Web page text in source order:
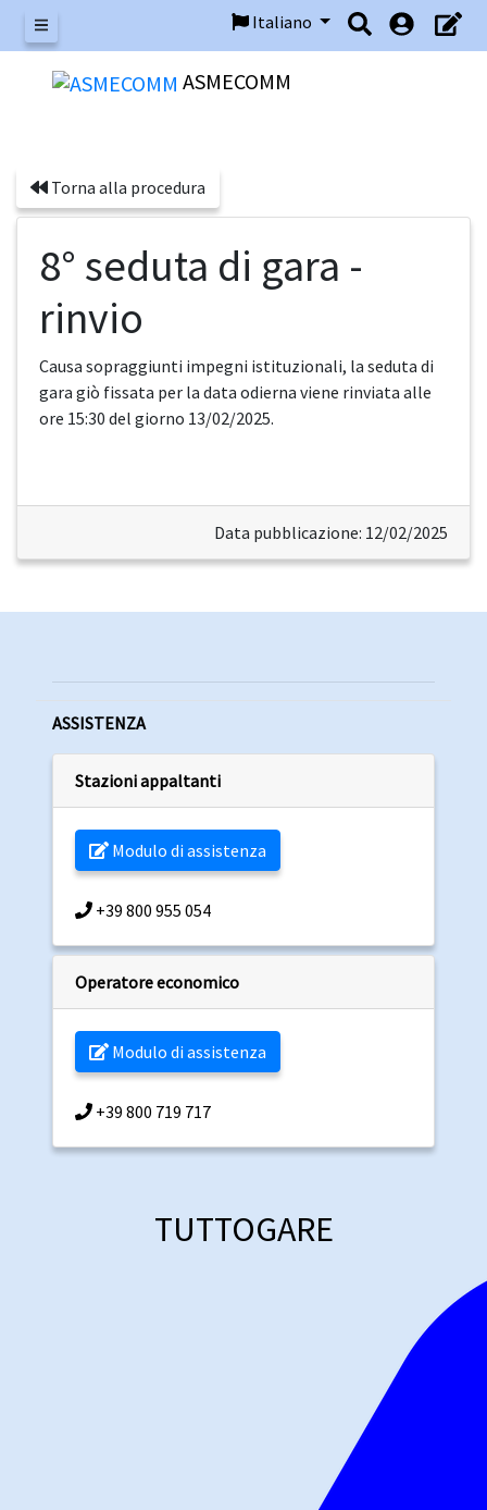
Menu
Italiano
ASMECOMM
Torna alla procedura
8° seduta di gara -
rinvio
Causa sopraggiunti impegni istituzionali, la seduta di
gara giò fissata per la data odierna viene rinviata alle
ore 15:30 del giorno 13/02/2025.
Data pubblicazione: 12/02/2025
ASSISTENZA
Stazioni appaltanti
Modulo di assistenza
+39 800 955 054
Operatore economico
Modulo di assistenza
+39 800 719 717
TUTTOGARE